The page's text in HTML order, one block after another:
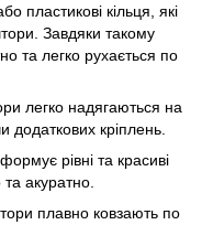
пластикові кільця, які
Завдяки такому
та легко рухається по
легко надягаються на
додаткових кріплень.
рівні та красиві
акуратно.
плавно ковзають по